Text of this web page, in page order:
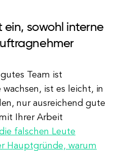
ein, sowohl interne
Team ist
ist es leicht, in
nur ausreichend gute
Ihrer Arbeit
falschen Leute
Hauptgründe, warum